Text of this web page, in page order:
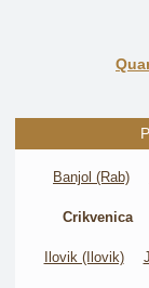
Banjol (Rab)
Crikvenica
Ilovik (Ilovik)